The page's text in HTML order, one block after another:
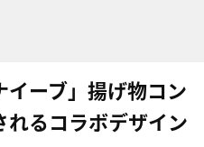
イーブ」揚げ物コン
るコラボデザイン